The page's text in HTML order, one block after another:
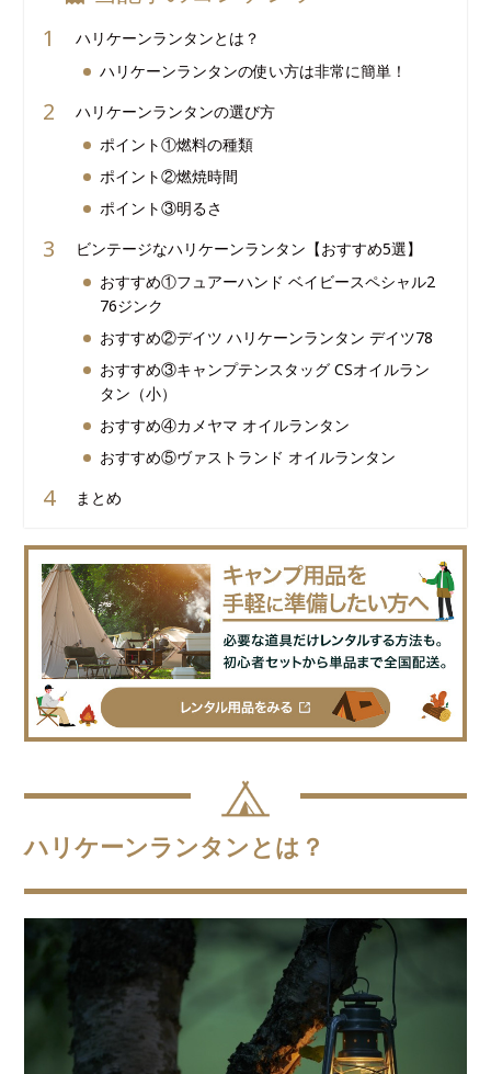
ハリケーンランタンとは？
ハリケーンランタンの使い方は非常に簡単！
ハリケーンランタンの選び方
ポイント①燃料の種類
ポイント②燃焼時間
ポイント③明るさ
ビンテージなハリケーンランタン【おすすめ5選】
おすすめ①フュアーハンド ベイビースペシャル2
76ジンク
おすすめ②デイツ ハリケーンランタン デイツ78
おすすめ③キャンプテンスタッグ CSオイルラン
タン（小）
おすすめ④カメヤマ オイルランタン
おすすめ⑤ヴァストランド オイルランタン
まとめ
ハリケーンランタンとは？